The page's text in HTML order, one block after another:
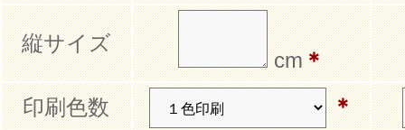
縦サイズ
cm＊
印刷色数
＊